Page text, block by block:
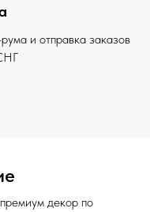
и отправка заказов
декор по